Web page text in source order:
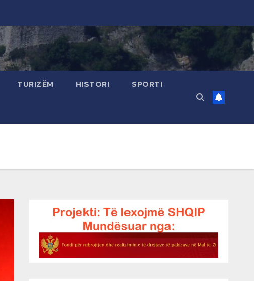
TURIZËM HISTORI SPORTI